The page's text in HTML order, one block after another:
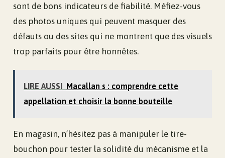
sont de bons indicateurs de fiabilité. Méfiez-vous
des photos uniques qui peuvent masquer des
défauts ou des sites qui ne montrent que des visuels
trop parfaits pour être honnêtes.
LIRE AUSSI
Macallan s : comprendre cette
appellation et choisir la bonne bouteille
En magasin, n’hésitez pas à manipuler le tire-
bouchon pour tester la solidité du mécanisme et la